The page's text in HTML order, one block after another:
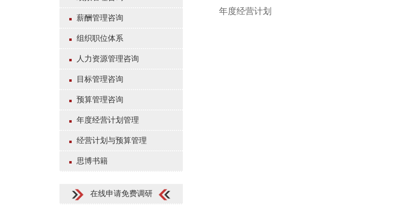
薪酬管理咨询
组织职位体系
人力资源管理咨询
目标管理咨询
预算管理咨询
年度经营计划管理
经营计划与预算管理
思博书籍
在线申请免费调研
年度经营计划